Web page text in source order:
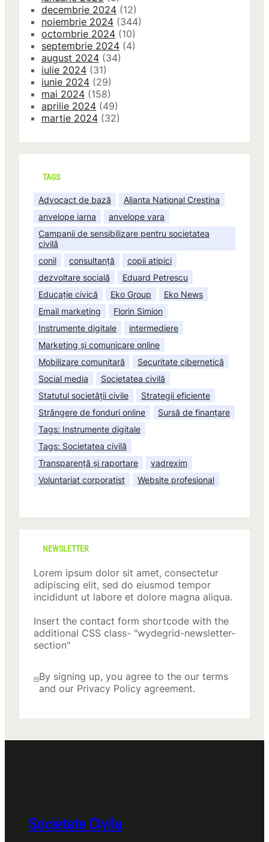
decembrie 2024 (12)
noiembrie 2024 (344)
octombrie 2024 (10)
septembrie 2024 (4)
august 2024 (34)
iulie 2024 (31)
iunie 2024 (29)
mai 2024 (158)
aprilie 2024 (49)
martie 2024 (32)
TAGS
Advocact de bază
Alianta National Crestina
anvelope iarna
anvelope vara
Campanii de sensibilizare pentru societatea
civilă
conil
consultanță
copii atipici
dezvoltare socială
Eduard Petrescu
Educație civică
Eko Group
Eko News
Email marketing
Florin Simion
Instrumente digitale
intermediere
Marketing și comunicare online
Mobilizare comunitară
Securitate cibernetică
Social media
Societatea civilă
Statutul societății civile
Strategii eficiente
Strângere de fonduri online
Sursă de finanțare
Tags: Instrumente digitale
Tags: Societatea civilă
Transparență și raportare
vadrexim
Voluntariat corporatist
Website profesional
NEWSLETTER
Lorem ipsum dolor sit amet, consectetur
adipiscing elit, sed do eiusmod tempor
incididunt ut labore et dolore magna aliqua.
Insert the contact form shortcode with the
additional CSS class- "wydegrid-newsletter-
section"
By signing up, you agree to the our terms
and our Privacy Policy agreement.
Societate Civila